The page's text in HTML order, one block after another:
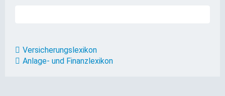
Versicherungslexikon
Anlage- und Finanzlexikon